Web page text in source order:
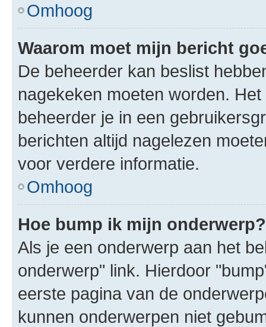
Omhoog
Waarom moet mijn bericht
De beheerder kan beslist
nagekeken moeten worden.
beheerder je in een
berichten altijd nagelezen
voor verdere informatie.
Omhoog
Hoe bump ik mijn onderwerp?
Als je een onderwerp aan het
onderwerp" link. Hierdoor
eerste pagina van de
kunnen onderwerpen niet